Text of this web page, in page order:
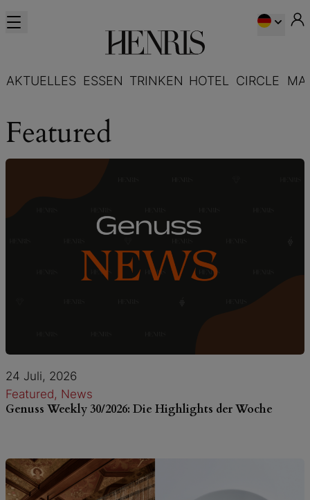
AKTUELLES ESSEN TRINKEN HOTEL CIRCLE
Featured
24 Juli, 2026
Featured, News
Genuss Weekly 30/2026: Die Highlights der Woche